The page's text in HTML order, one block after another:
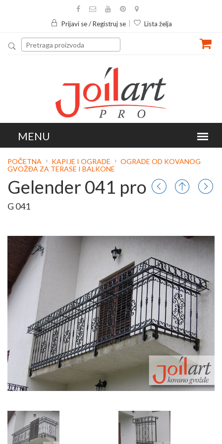
Prijavi se / Registruj se Lista želja
POČETNA KAPIJE I OGRADE
OGRADE OD KOVANOG
GVOŽĐA ZA TERASE I BALKONE
Gelender 041 pro
G 041